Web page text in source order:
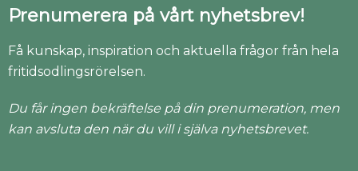
Prenumerera på vårt nyhetsbrev!
Få kunskap, inspiration och aktuella frågor från hela
fritidsodlingsrörelsen.
Du får ingen bekräftelse på din prenumeration, men
kan avsluta den när du vill i själva nyhetsbrevet.